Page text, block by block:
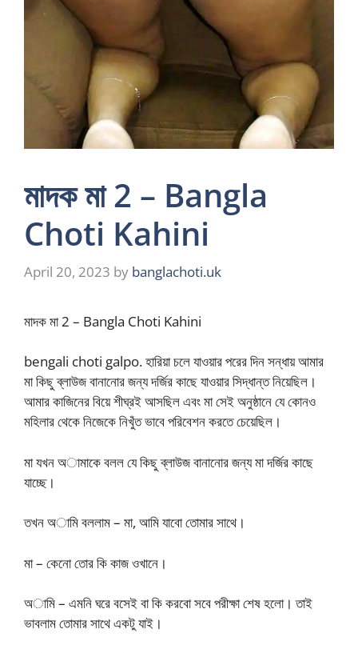
মাদক মা 2 – Bangla
Choti Kahini
April 20, 2023 by banglachoti.uk
মাদক মা 2 – Bangla Choti Kahini
bengali choti galpo. হারিয়া চলে যাওয়ার পরের দিন সন্ধায় আমার
মা কিছু ব্লাউজ বানানোর জন্য দর্জির কাছে যাওয়ার সিদ্ধান্ত নিয়েছিল।
আমার কাজিনের বিয়ে শীঘ্রই আসছিল এবং মা সেই অনুষ্ঠানে যে কোনও
মহিলার থেকে নিজেকে নিখুঁত ভাবে পরিবেশন করতে চেয়েছিল।
মা যখন অামাকে বলল যে কিছু ব্লাউজ বানানোর জন্য মা দর্জির কাছে
যাচ্ছে।
তখন অামি বললাম – মা, আমি যাবো তোমার সাথে।
মা – কেনো তোর কি কাজ ওখানে।
অামি – এমনি ঘরে বসেই বা কি করবো সবে পরীক্ষা শেষ হলো। তাই
ভাবলাম তোমার সাথে একটু যাই।